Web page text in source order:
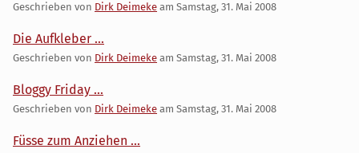
Geschrieben von Dirk Deimeke am Samstag, 31. Mai 2008
Die Aufkleber ...
Geschrieben von Dirk Deimeke am Samstag, 31. Mai 2008
Bloggy Friday ...
Geschrieben von Dirk Deimeke am Samstag, 31. Mai 2008
Füsse zum Anziehen ...